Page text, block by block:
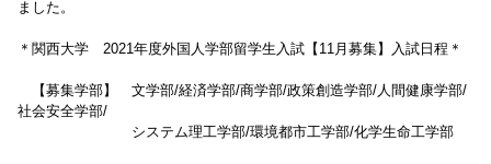
ました。
＊関西大学 2021年度外国人学部留学生入試【11月募集】入試日程＊
【募集学部】 文学部/経済学部/商学部/政策創造学部/人間健康学部/
社会安全学部/
システム理工学部/環境都市工学部/化学生命工学部